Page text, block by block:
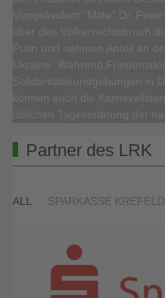
Partner des LRK
ALL SPARKASSE KREFELD